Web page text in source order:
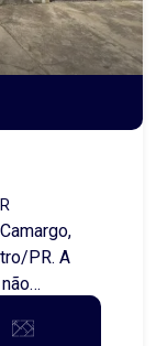
PR. A
Imóveis
opção